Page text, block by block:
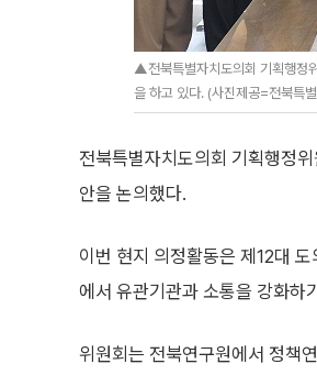
▲전북특별자치도의회 기획행정
을 하고 있다. (사진제공=전북특
전북특별자치도의회 기획행정
안을 논의했다.
이번 현지 의정활동은 제12대
에서 유관기관과 소통을 강화하
위원회는 전북연구원에서 정책